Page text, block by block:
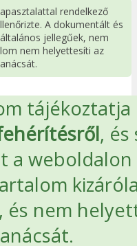
rendelkező
A dokumentált és
jellegűek, nem
nem helyettesíti az
tájékoztatja
,
a weboldalon
nem